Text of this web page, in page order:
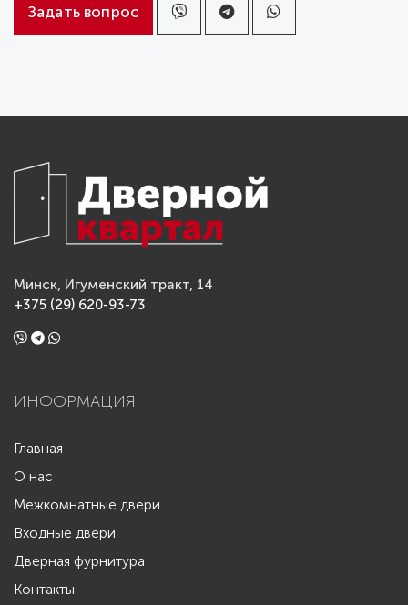
Задать вопрос
Минск, Игуменский тракт, 14
+375 (29) 620-93-73
ИНФОРМАЦИЯ
Главная
О нас
Межкомнатные двери
Входные двери
Дверная фурнитура
Контакты